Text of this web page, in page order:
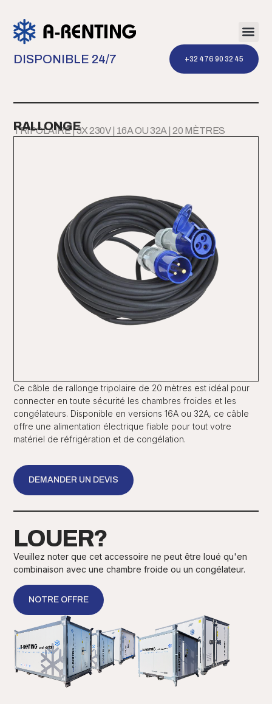
DISPONIBLE 24/7 ‭+32 476 90 32 45‬
RALLONGE
TRIPOLAIRE | 3X 230V | 16A OU 32A | 20 MÈTRES
Ce câble de rallonge tripolaire de 20 mètres est idéal pour
connecter en toute sécurité les chambres froides et les
congélateurs. Disponible en versions 16A ou 32A, ce câble
offre une alimentation électrique fiable pour tout votre
matériel de réfrigération et de congélation.
DEMANDER UN DEVIS
NOTRE OFFRE
LOUER?
Veuillez noter que cet accessoire ne peut être loué qu'en
combinaison avec une chambre froide ou un congélateur.